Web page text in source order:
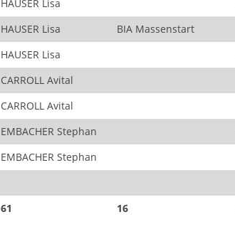
HAUSER Lisa
HAUSER Lisa
BIA Massenstart
HAUSER Lisa
CARROLL Avital
CARROLL Avital
EMBACHER Stephan
EMBACHER Stephan
61 16